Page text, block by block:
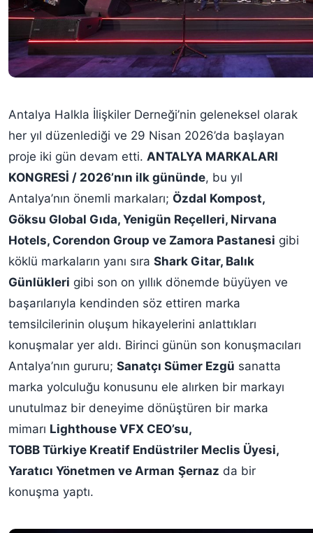
Antalya Halkla İlişkiler Derneği’nin geleneksel olarak
her yıl düzenlediği ve 29 Nisan 2026’da başlayan
proje iki gün devam etti. ANTALYA MARKALARI
KONGRESİ / 2026’nın ilk gününde, bu yıl
Antalya’nın önemli markaları; Özdal Kompost,
Göksu Global Gıda, Yenigün Reçelleri, Nirvana
Hotels, Corendon Group ve Zamora Pastanesi gibi
köklü markaların yanı sıra Shark Gitar, Balık
Günlükleri gibi son on yıllık dönemde büyüyen ve
başarılarıyla kendinden söz ettiren marka
temsilcilerinin oluşum hikayelerini anlattıkları
konuşmalar yer aldı. Birinci günün son konuşmacıları
Antalya’nın gururu; Sanatçı Sümer Ezgü sanatta
marka yolculuğu konusunu ele alırken bir markayı
unutulmaz bir deneyime dönüştüren bir marka
mimarı Lighthouse VFX CEO’su,
TOBB Türkiye Kreatif Endüstriler Meclis Üyesi,
Yaratıcı Yönetmen ve Arman Şernaz da bir
konuşma yaptı.